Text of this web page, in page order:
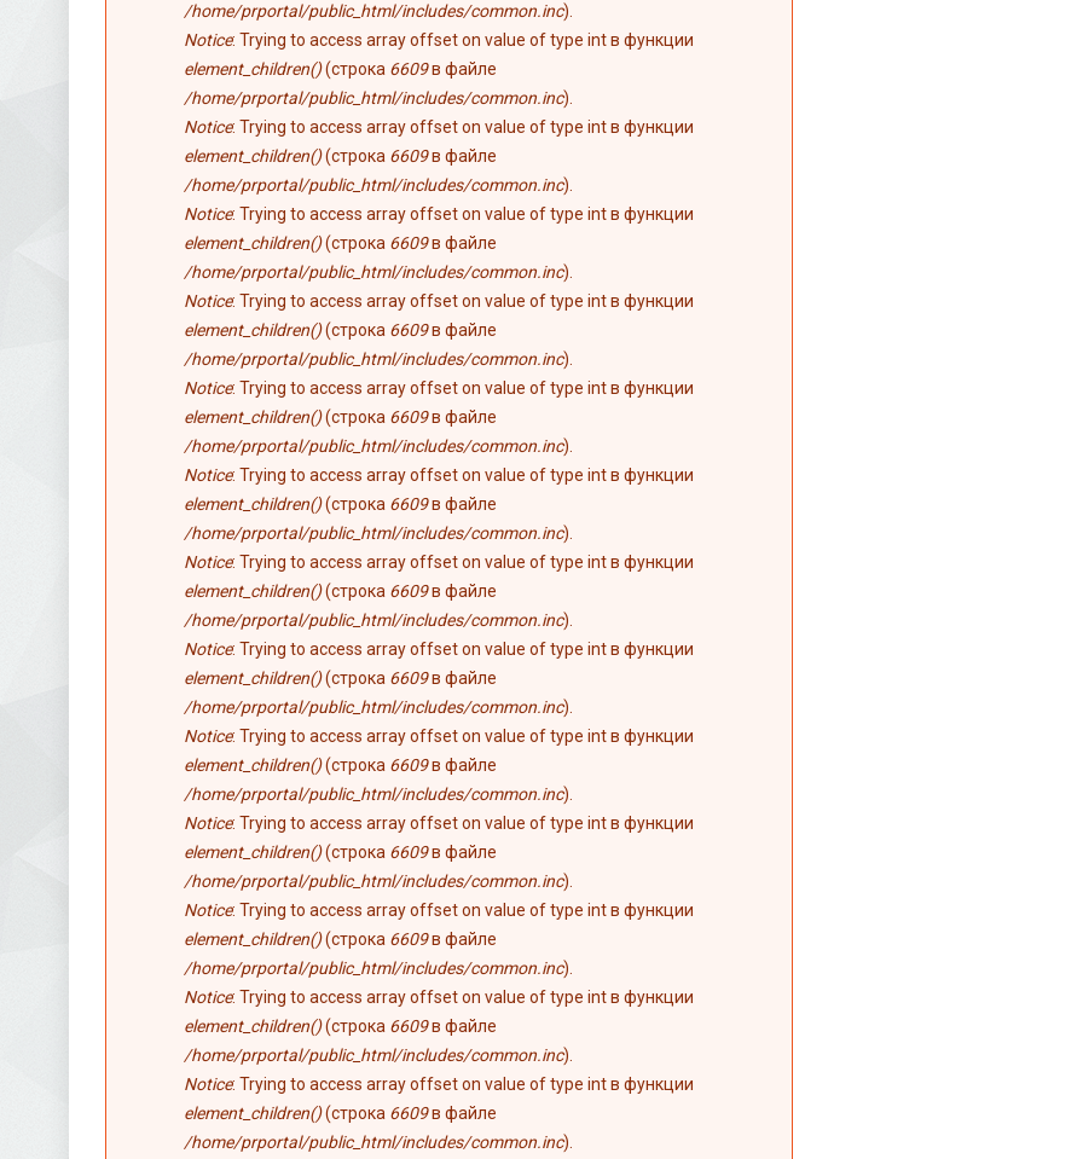
/home/prportal/public_html/includes/common.inc).
Notice: Trying to access array offset on value of type int в функции
element_children()(строка 6609в файле
/home/prportal/public_html/includes/common.inc).
Notice: Trying to access array offset on value of type int в функции
element_children()(строка 6609в файле
/home/prportal/public_html/includes/common.inc).
Notice: Trying to access array offset on value of type int в функции
element_children()(строка 6609в файле
/home/prportal/public_html/includes/common.inc).
Notice: Trying to access array offset on value of type int в функции
element_children()(строка 6609в файле
/home/prportal/public_html/includes/common.inc).
Notice: Trying to access array offset on value of type int в функции
element_children()(строка 6609в файле
/home/prportal/public_html/includes/common.inc).
Notice: Trying to access array offset on value of type int в функции
element_children()(строка 6609в файле
/home/prportal/public_html/includes/common.inc).
Notice: Trying to access array offset on value of type int в функции
element_children()(строка 6609в файле
/home/prportal/public_html/includes/common.inc).
Notice: Trying to access array offset on value of type int в функции
element_children()(строка 6609в файле
/home/prportal/public_html/includes/common.inc).
Notice: Trying to access array offset on value of type int в функции
element_children()(строка 6609в файле
/home/prportal/public_html/includes/common.inc).
Notice: Trying to access array offset on value of type int в функции
element_children()(строка 6609в файле
/home/prportal/public_html/includes/common.inc).
Notice: Trying to access array offset on value of type int в функции
element_children()(строка 6609в файле
/home/prportal/public_html/includes/common.inc).
Notice: Trying to access array offset on value of type int в функции
element_children()(строка 6609в файле
/home/prportal/public_html/includes/common.inc).
Notice: Trying to access array offset on value of type int в функции
element_children()(строка 6609в файле
/home/prportal/public_html/includes/common.inc).